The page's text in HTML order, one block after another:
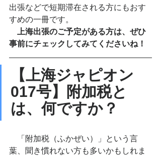
出張などで短期滞在される方にもおす
すめの一冊です。
上海出張のご予定がある方は、ぜひ
事前にチェックしてみてくださいね！
【上海ジャピオン
017号】附加税と
は、何ですか？
「附加税（ふかぜい）」という言
葉、聞き慣れない方も多いかもしれま